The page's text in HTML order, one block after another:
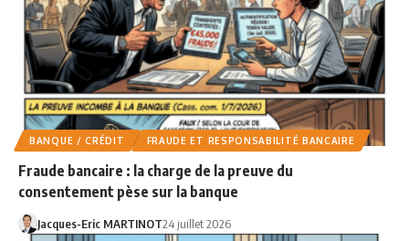
BANQUE / CRÉDIT FRAUDE ET RESPONSABILITÉ BANCAIRE
Fraude bancaire : la charge de la preuve du
consentement pèse sur la banque
Jacques-Eric MARTINOT24 juillet 2026